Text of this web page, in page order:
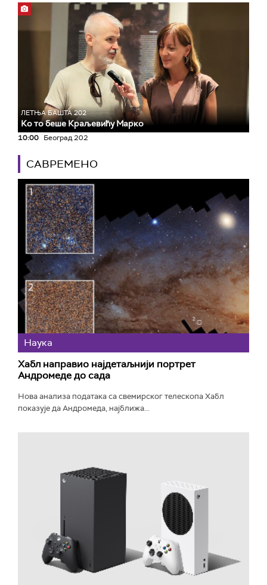
ЛЕТЊА БАШТА 202
Ко то беше Краљевићу Марко
10:00 Београд 202
САВРЕМЕНО
Наука
Хабл направио најдетаљнији портрет
Андромеде до сада
Нова анализа података са свемирског телескопа Хабл
показује да Андромеда, најближа...